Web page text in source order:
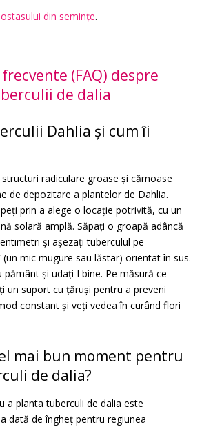
din semințe.
(FAQ) despre
de dalia
Dahlia și cum îi
radiculare groase și cărnoase
de depozitare a plantelor de Dahlia.
prin a alege o locație potrivită, cu un
solară amplă. Săpați o groapă adâncă
și așezați tuberculul pe
(un mic mugure sau lăstar) orientat în sus.
și udați-l bine. Pe măsură ce
un suport cu țăruși pentru a preveni
constant și veți vedea în curând flori
mai bun moment pentru
de dalia?
a planta tuberculi de dalia este
dată de îngheț pentru regiunea